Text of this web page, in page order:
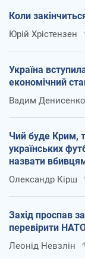
Коли
Юрій Хрістензен
Україна
економічний
Вадим Денисенко
Чий буде Крим,
українських
назвати
Олександр Кірш
Захід проспав
перевірити
Леонід Невзлін